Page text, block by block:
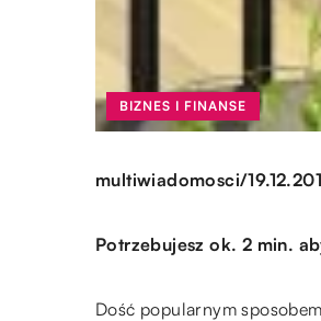
BIZNES I FINANSE
multiwiadomosci/
Potrzebujesz ok. 2 min.
Dość popularnym